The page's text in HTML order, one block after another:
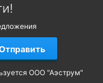
ООО "Аэструм"